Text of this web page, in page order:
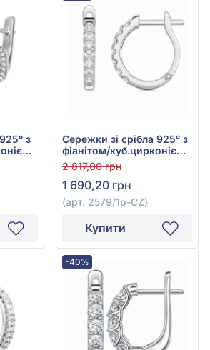
з
Сережки зі срібла 925° з
фіанітом/куб.цирконієм,
арт. 2579/1р-CZ
2 817,00 грн
1 690,20 грн
(арт. 2579/1р-CZ)
Купити
-40%